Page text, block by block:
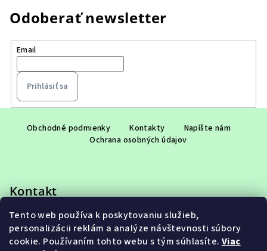
Tento web používa k poskytovaniu služieb,
personalizácii reklám a analýze návštevnosti súbory
cookie. Používaním tohto webu s tým súhlasíte. Viac
Odoberať newsletter
Email
Prihlásiť sa
i
Obchodné podmienky Kontakty
Napíšte nám
Ochrana osobných údajov
Kontakt
eshop@adet.sk
+421 948 953 910